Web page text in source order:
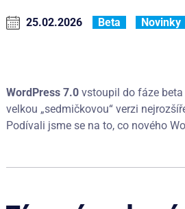
25.02.2026 Beta Novinky
WordPress 7.0 vstoupil do fáze
velkou „sedmičkovou“ verzi
Podívali jsme se na to, co nového